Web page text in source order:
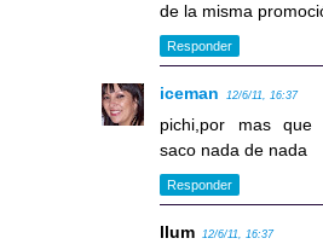
de la misma
Responder
iceman 12/6/11, 16:37
pichi,por mas que
saco nada de nada
Responder
llum 12/6/11, 16:37